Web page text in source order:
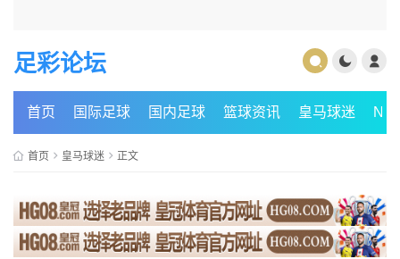
足彩论坛
首页 国际足球 国内足球 篮球资讯 皇马球迷
首页 皇马球迷 正文